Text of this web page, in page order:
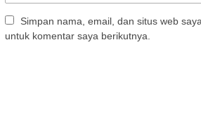
Simpan nama, email, dan situs web
untuk komentar saya berikutnya.